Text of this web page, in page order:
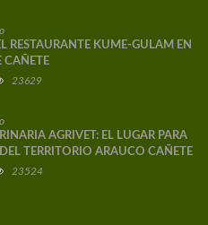
RESTAURANTE KUME-GULAM EN
CAÑETE
23629
AGRIVET: EL LUGAR PARA
TERRITORIO ARAUCO CAÑETE
23524